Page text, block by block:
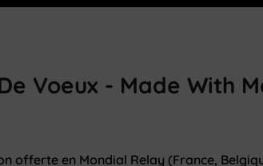
Voeux - Made With
offerte en Mondial Relay (France,